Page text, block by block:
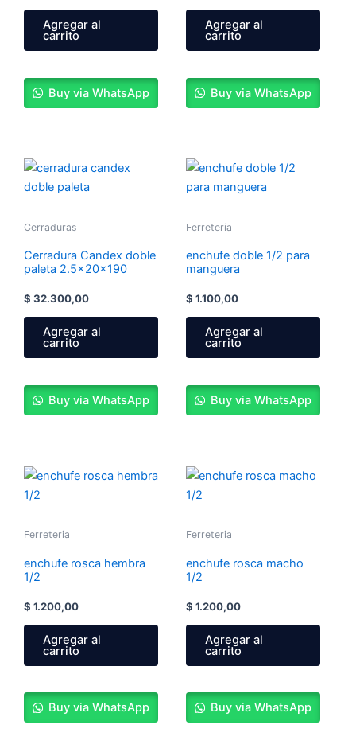
Agregar al
carrito
Buy via WhatsApp
Agregar al
carrito
Buy via WhatsApp
Cerraduras
Cerradura Candex doble
paleta 2.5x20x190
$ 32.300,00
Agregar al
carrito
Buy via WhatsApp
Ferreteria
enchufe doble 1/2 para
manguera
$ 1.100,00
Agregar al
carrito
Buy via WhatsApp
Ferreteria
enchufe rosca hembra
1/2
$ 1.200,00
Agregar al
carrito
Buy via WhatsApp
Ferreteria
enchufe rosca macho
1/2
$ 1.200,00
Agregar al
carrito
Buy via WhatsApp